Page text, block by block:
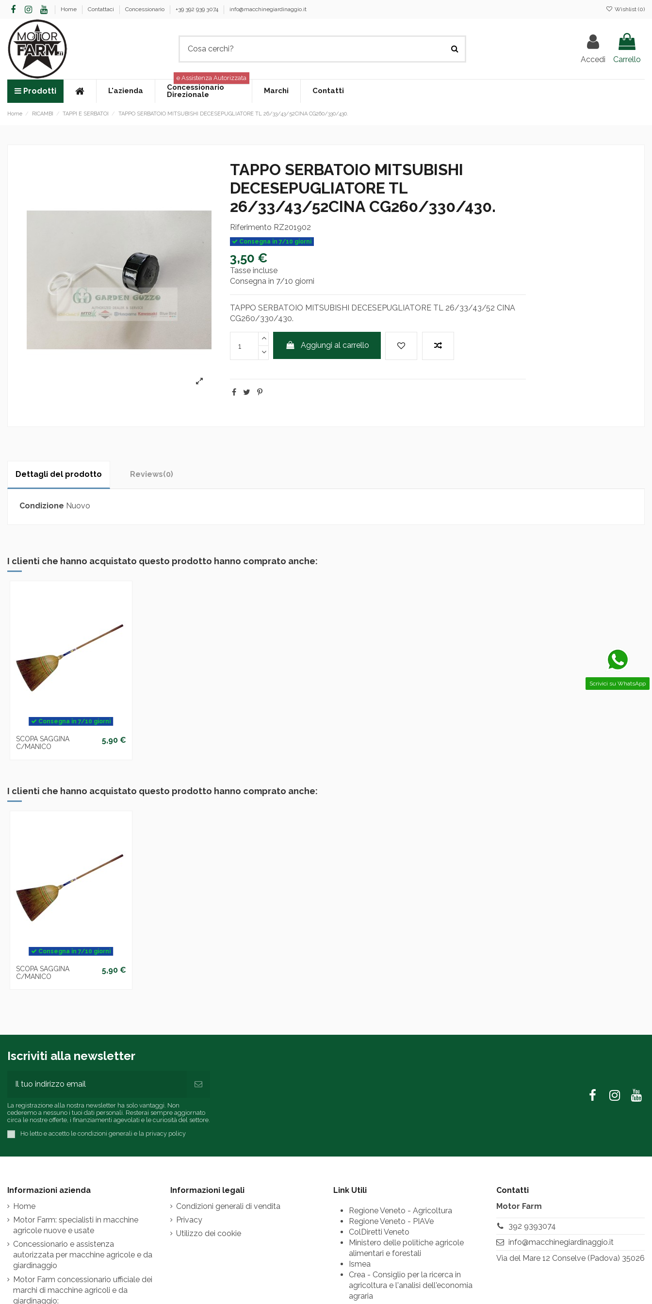
Home Contattaci Concessionario +39 392 939 3074 info@macchinegiardinaggio.it Wishlist (0)
Accedi Carrello
Prodotti L'azienda
Concessionario
Direzionale
e Assistenza Autorizzata
Marchi Contatti
Home RICAMBI TAPPI E SERBATOI TAPPO SERBATOIO MITSUBISHI DECESEPUGLIATORE TL 26/33/43/52CINA CG260/330/430.
TAPPO SERBATOIO MITSUBISHI
DECESEPUGLIATORE TL
26/33/43/52CINA CG260/330/430.
Riferimento RZ201902
Consegna in 7/10 giorni
3,50 €
Tasse incluse
Consegna in 7/10 giorni
TAPPO SERBATOIO MITSUBISHI DECESEPUGLIATORE TL 26/33/43/52 CINA
CG260/330/430.
Aggiungi al carrello
Dettagli del prodotto Reviews(0)
Condizione Nuovo
I clienti che hanno acquistato questo prodotto hanno comprato anche:
Consegna in 7/10 giorni
SCOPA SAGGINA
C/MANICO
5,90 €
I clienti che hanno acquistato questo prodotto hanno comprato anche:
Consegna in 7/10 giorni
SCOPA SAGGINA
C/MANICO
5,90 €
Iscriviti alla newsletter
La registrazione alla nostra newsletter ha solo vantaggi. Non
cederemo a nessuno i tuoi dati personali. Resterai sempre aggiornato
circa le nostre offerte, i finanziamenti agevolati e le curiosità del settore.
Ho letto e accetto le condizioni generali e la privacy policy
Informazioni azienda
Home
Motor Farm: specialisti in macchine
agricole nuove e usate
Concessionario e assistenza
autorizzata per macchine agricole e da
giardinaggio
Motor Farm concessionario ufficiale dei
marchi di macchine agricoli e da
giardinaggio:
Informazioni legali
Condizioni generali di vendita
Privacy
Utilizzo dei cookie
Link Utili
Regione Veneto - Agricoltura
Regione Veneto - PIAVe
ColDiretti Veneto
Ministero delle politiche agricole
alimentari e forestali
Ismea
Crea - Consiglio per la ricerca in
agricoltura e l'analisi dell'economia
agraria
Contatti
Motor Farm
392 9393074
info@macchinegiardinaggio.it
Via del Mare 12 Conselve (Padova) 35026
Scrivici su WhatsApp